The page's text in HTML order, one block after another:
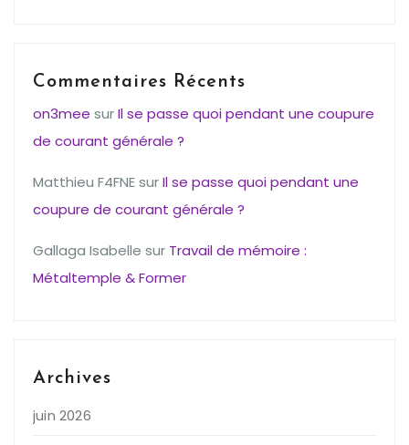
Commentaires Récents
on3mee surIl se passe quoi pendant une coupure
de courant générale ?
Matthieu F4FNEsurIl se passe quoi pendant une
coupure de courant générale ?
Gallaga Isabelle sur Travail de mémoire :
Métaltemple & Former
Archives
juin 2026